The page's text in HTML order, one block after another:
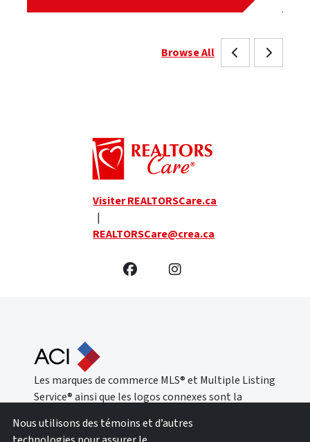
Browse All
Visiter REALTORSCare.ca
|
REALTORSCare@crea.ca
Les marques de commerce MLS® et Multiple Listing
Service® ainsi que les logos connexes sont la
l’immobilier (ACI) et ils mettent en valeur la
Nous utilisons des témoins et d’autres